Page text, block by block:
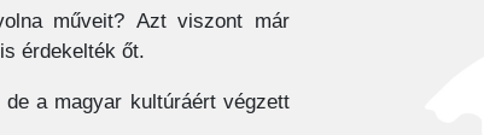
műveit? Azt viszont már
érdekelték őt.
a magyar kultúráért végzett